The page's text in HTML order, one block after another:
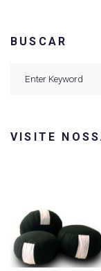
BUSCAR
VISITE